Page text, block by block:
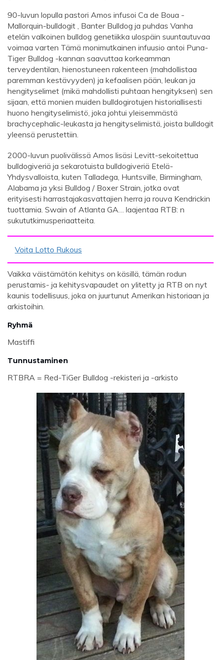
90-luvun lopulla pastori Amos infusoi Ca de Boua -
Mallorquin-bulldogit , Banter Bulldog ja puhdas Vanha
etelän valkoinen bulldog genetiikka ulospäin suuntautuvaa
voimaa varten Tämä monimutkainen infuusio antoi Puna-
Tiger Bulldog -kannan saavuttaa korkeamman
terveydentilan, hienostuneen rakenteen (mahdollistaa
paremman kestävyyden) ja kefaalisen pään, leukan ja
hengityselimet (mikä mahdollisti puhtaan hengityksen) sen
sijaan, että monien muiden bulldogirotujen historiallisesti
huono hengityselimistö, joka johtui yleisemmästä
brachycephalic-leukasta ja hengityselimistä, joista bulldogit
yleensä perustettiin.
2000-luvun puolivälissä Amos lisäsi Levitt-sekoitettua
bulldogiveriä ja sekarotuista bulldogiveriä Etelä-
Yhdysvalloista, kuten Talladega, Huntsville, Birmingham,
Alabama ja yksi Bulldog / Boxer Strain, jotka ovat
erityisesti harrastajakasvattajien herra ja rouva Kendrickin
tuottamia. Swain of Atlanta GA… laajentaa RTB: n
sukututkimusperiaatteita.
Voita Lotto Rukous
Vaikka väistämätön kehitys on käsillä, tämän rodun
perustamis- ja kehitysvapaudet on ylitetty ja RTB on nyt
kaunis todellisuus, joka on juurtunut Amerikan historiaan ja
arkistoihin.
Ryhmä
Mastiffi
Tunnustaminen
RTBRA = Red-TiGer Bulldog -rekisteri ja -arkisto